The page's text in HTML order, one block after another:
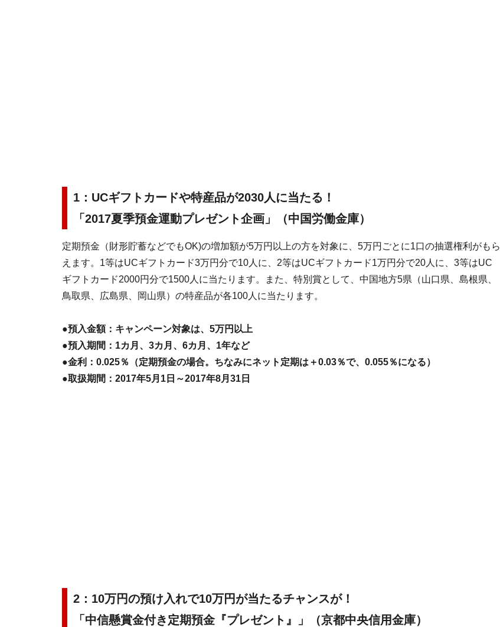
1：UCギフトカードや特産品が2030人に当たる！
「2017夏季預金運動プレゼント企画」（中国労働金庫）
定期預金（財形貯蓄などでもOK)の増加額が5万円以上の方を対象に、5万円ごとに1口の抽選権利がもら
えます。1等はUCギフトカード3万円分で10人に、2等はUCギフトカード1万円分で20人に、3等はUC
ギフトカード2000円分で1500人に当たります。また、特別賞として、中国地方5県（山口県、島根県、
鳥取県、広島県、岡山県）の特産品が各100人に当たります。
●預入金額：キャンペーン対象は、5万円以上
●預入期間：1カ月、3カ月、6カ月、1年など
●金利：0.025％（定期預金の場合。ちなみにネット定期は＋0.03％で、0.055％になる）
●取扱期間：2017年5月1日～2017年8月31日
2：10万円の預け入れで10万円が当たるチャンスが！
「中信懸賞金付き定期預金『プレゼント』」（京都中央信用金庫）